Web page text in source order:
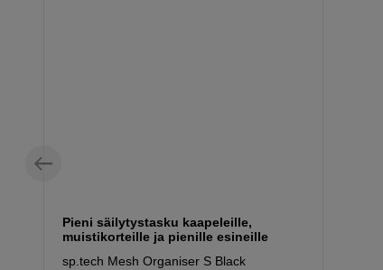
Pieni säilytystasku kaapeleille,
muistikorteille ja pienille esineille
sp.tech Mesh Organiser S Black